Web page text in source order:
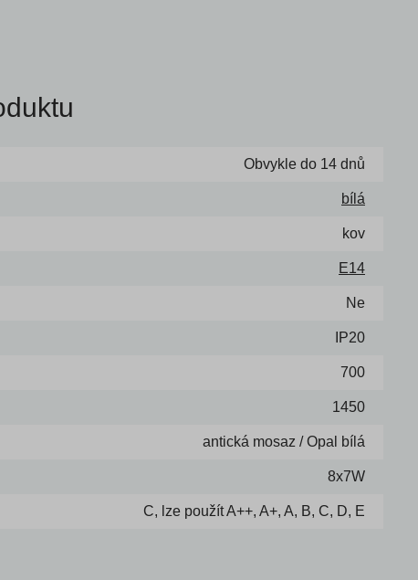
Obvykle do 14 dnů
bílá
kov
E14
Ne
IP20
700
1450
antická mosaz / Opal bílá
8x7W
C, lze použít A++, A+, A, B, C, D, E